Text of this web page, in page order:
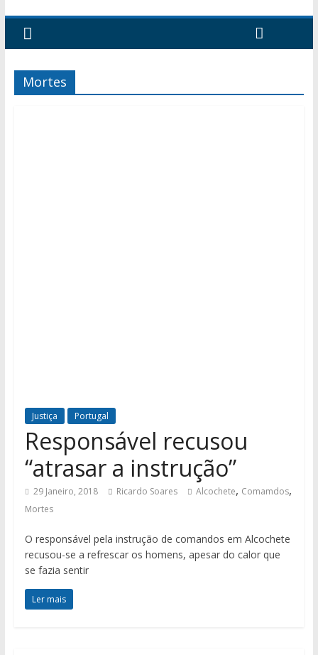
Mortes
Justiça Portugal
Responsável recusou
“atrasar a instrução”
29 Janeiro, 2018 Ricardo Soares Alcochete, Comamdos,
Mortes
O responsável pela instrução de comandos em Alcochete
recusou-se a refrescar os homens, apesar do calor que
se fazia sentir
Ler mais